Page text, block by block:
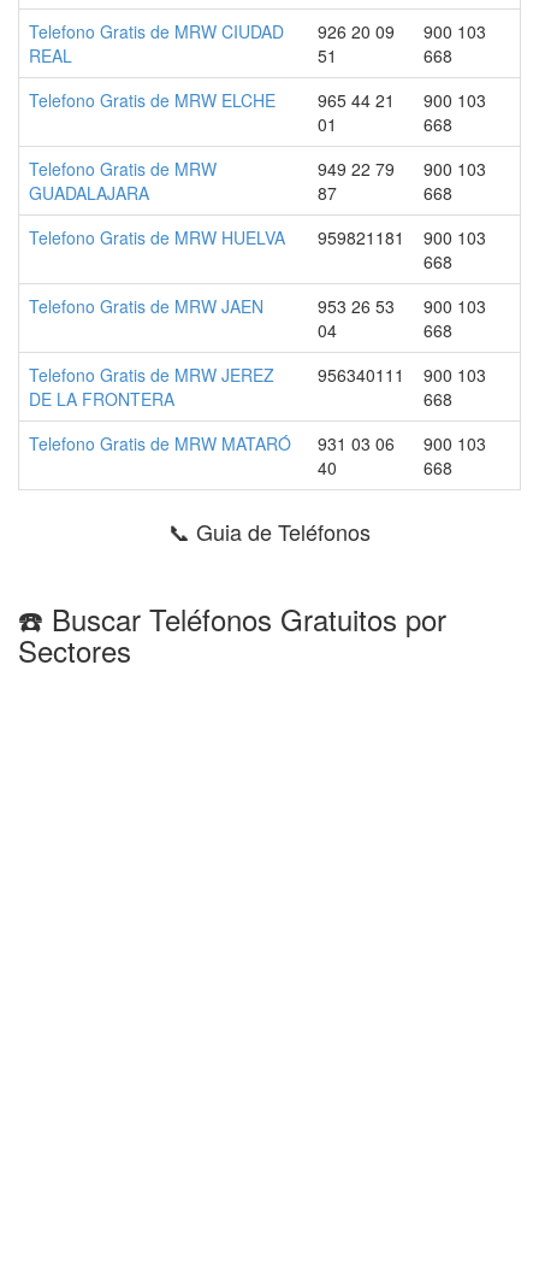
Telefono Gratis de MRW CIUDAD
REAL
926 20 09
51
900 103
668
Telefono Gratis de MRW ELCHE
965 44 21
01
900 103
668
Telefono Gratis de MRW
GUADALAJARA
949 22 79
87
900 103
668
Telefono Gratis de MRW HUELVA
959821181
900 103
668
Telefono Gratis de MRW JAEN
953 26 53
04
900 103
668
Telefono Gratis de MRW JEREZ
DE LA FRONTERA
956340111
900 103
668
Telefono Gratis de MRW MATARÓ
931 03 06
40
900 103
668
📞 Guia de Teléfonos
☎️ Buscar Teléfonos Gratuitos por
Sectores